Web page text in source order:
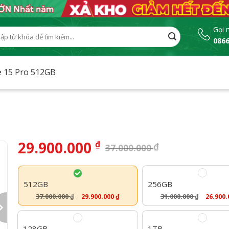
Gọi
Pro 512GB
29.900.000₫ 37.000.000₫
512GB
29.900.000₫
37.000.000₫
256GB
31.000.000₫